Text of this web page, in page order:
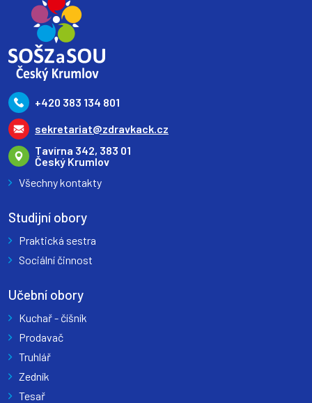
+420 383 134 801
sekretariat@zdravkack.cz
Tavírna 342, 383 01
Český Krumlov
Všechny kontakty
Studijní obory
Praktická sestra
Sociální činnost
Učební obory
Kuchař - číšník
Prodavač
Truhlář
Zedník
Tesař